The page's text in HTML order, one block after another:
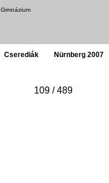
Cserediák Nürnberg 2007
109 / 489